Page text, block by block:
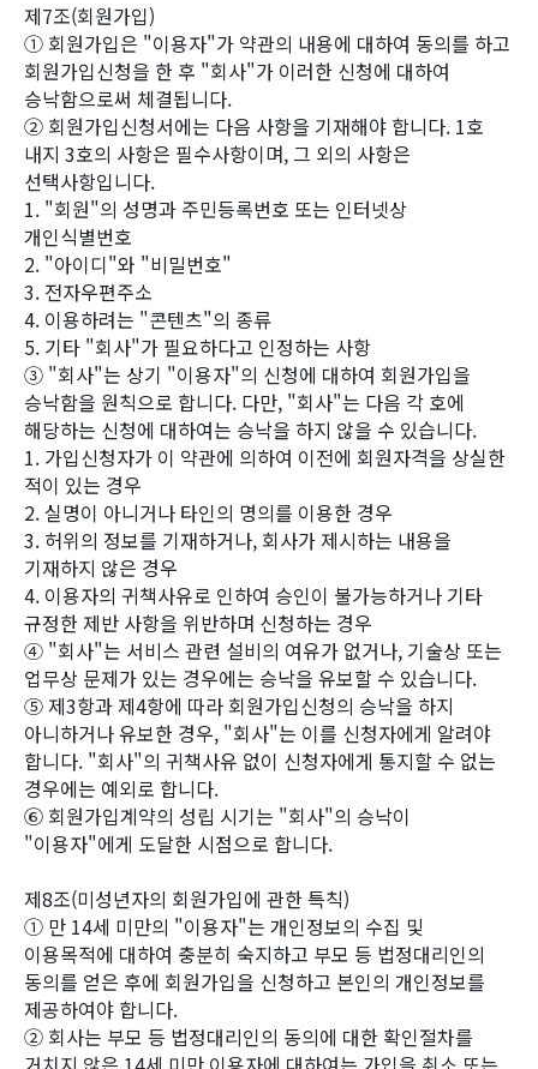
제7조(회원가입)
① 회원가입은 "이용자"가 약관의 내용에 대하여 동의를 하고
회원가입신청을 한 후 "회사"가 이러한 신청에 대하여
승낙함으로써 체결됩니다.
② 회원가입신청서에는 다음 사항을 기재해야 합니다. 1호
내지 3호의 사항은 필수사항이며, 그 외의 사항은
선택사항입니다.
1. "회원"의 성명과 주민등록번호 또는 인터넷상
개인식별번호
2. "아이디"와 "비밀번호"
3. 전자우편주소
4. 이용하려는 "콘텐츠"의 종류
5. 기타 "회사"가 필요하다고 인정하는 사항
③ "회사"는 상기 "이용자"의 신청에 대하여 회원가입을
승낙함을 원칙으로 합니다. 다만, "회사"는 다음 각 호에
해당하는 신청에 대하여는 승낙을 하지 않을 수 있습니다.
1. 가입신청자가 이 약관에 의하여 이전에 회원자격을 상실한
적이 있는 경우
2. 실명이 아니거나 타인의 명의를 이용한 경우
3. 허위의 정보를 기재하거나, 회사가 제시하는 내용을
기재하지 않은 경우
4. 이용자의 귀책사유로 인하여 승인이 불가능하거나 기타
규정한 제반 사항을 위반하며 신청하는 경우
④ "회사"는 서비스 관련 설비의 여유가 없거나, 기술상 또는
업무상 문제가 있는 경우에는 승낙을 유보할 수 있습니다.
⑤ 제3항과 제4항에 따라 회원가입신청의 승낙을 하지
아니하거나 유보한 경우, "회사"는 이를 신청자에게 알려야
합니다. "회사"의 귀책사유 없이 신청자에게 통지할 수 없는
경우에는 예외로 합니다.
⑥ 회원가입계약의 성립 시기는 "회사"의 승낙이
"이용자"에게 도달한 시점으로 합니다.
제8조(미성년자의 회원가입에 관한 특칙)
① 만 14세 미만의 "이용자"는 개인정보의 수집 및
이용목적에 대하여 충분히 숙지하고 부모 등 법정대리인의
동의를 얻은 후에 회원가입을 신청하고 본인의 개인정보를
제공하여야 합니다.
② 회사는 부모 등 법정대리인의 동의에 대한 확인절차를